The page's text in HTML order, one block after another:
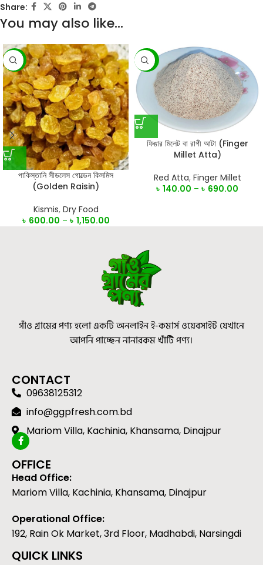
Share:
You may also like…
-8%
পাকিস্তানি সীডলেস গোল্ডেন কিসমিস
(Golden Raisin)
Kismis, Dry Food
৳ 600.00 – ৳ 1,150.00
-23%
ফিঙার মিলেট বা রাগী আটা (Finger
Millet Atta)
Red Atta, Finger Millet
৳ 140.00 – ৳ 690.00
গাঁও গ্রামের পণ্য হলো একটি অনলাইন ই-কমার্স ওয়েবসাইট যেখানে
আপনি পাচ্ছেন নানারকম খাঁটি পণ্য।
CONTACT
09638125312
info@ggpfresh.com.bd
Mariom Villa, Kachinia, Khansama, Dinajpur
OFFICE
Head Office:
Mariom Villa, Kachinia, Khansama, Dinajpur
Operational Office:
192, Rain Ok Market, 3rd Floor, Madhabdi, Narsingdi
QUICK LINKS